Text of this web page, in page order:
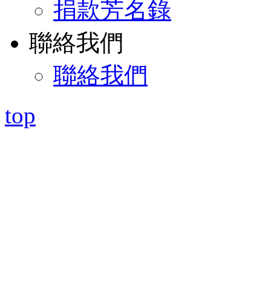
捐款芳名錄
聯絡我們
聯絡我們
top